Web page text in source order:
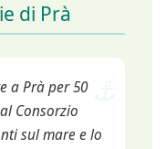
di Prà
a Prà per 50
Consorzio
sul mare e lo